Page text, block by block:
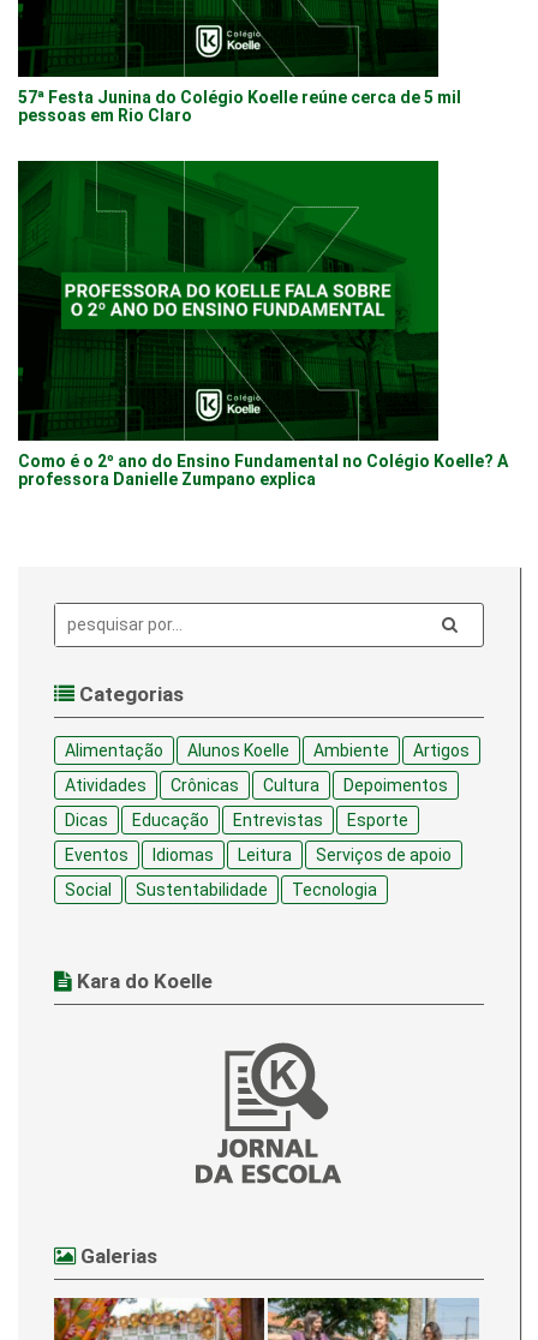
57ª Festa Junina do Colégio Koelle reúne cerca de 5 mil
pessoas em Rio Claro
Como é o 2º ano do Ensino Fundamental no Colégio Koelle? A
professora Danielle Zumpano explica
Pesquisa:
Categorias
Alimentação Alunos Koelle Ambiente
Artigos
Atividades
Crônicas Cultura
Depoimentos
Dicas
Educação Entrevistas
Esporte
Eventos
Idiomas Leitura
Serviços de apoio
Social
Sustentabilidade Tecnologia
Kara do Koelle
Galerias